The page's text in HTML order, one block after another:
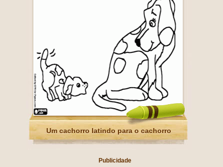
Um cachorro latindo para o cachorro
Publicidade